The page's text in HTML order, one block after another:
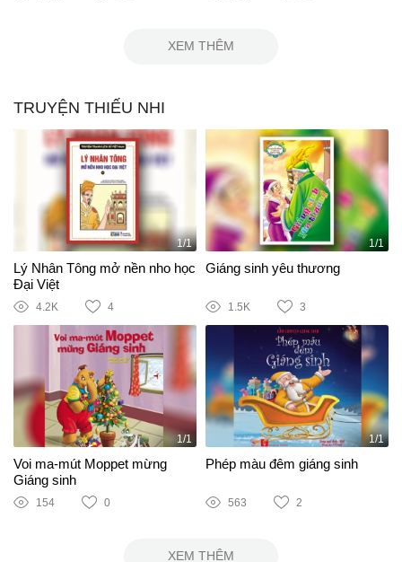
XEM THÊM
TRUYỆN THIẾU NHI
1/1
Lý Nhân Tông mở nền nho học
Đại Việt
4.2K 4
1/1
Giáng sinh yêu thương
1.5K 3
1/1
Voi ma-mút Moppet mừng
Giáng sinh
154 0
1/1
Phép màu đêm giáng sinh
563 2
XEM THÊM